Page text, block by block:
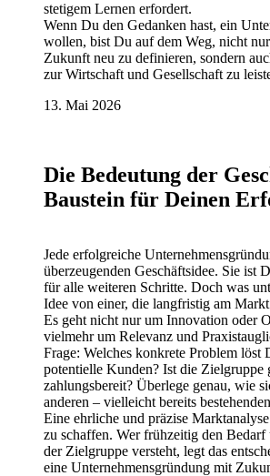
stetigem Lernen erfordert.
Wenn Du den Gedanken hast, ein
wollen, bist Du auf dem Weg, nicht
Zukunft neu zu definieren, sondern
zur Wirtschaft und Gesellschaft zu
13. Mai 2026
Die Bedeutung der
Baustein für Deinen
Jede erfolgreiche
überzeugenden Geschäftsidee. Sie ist
für alle weiteren Schritte. Doch was
Idee von einer, die langfristig am
Es geht nicht nur um Innovation oder
vielmehr um Relevanz und
Frage: Welches konkrete Problem löst
potentielle Kunden? Ist die Zielgruppe
zahlungsbereit? Überlege genau, wie
anderen – vielleicht bereits
Eine ehrliche und präzise
zu schaffen. Wer frühzeitig den
der Zielgruppe versteht, legt das
eine Unternehmensgründung mit